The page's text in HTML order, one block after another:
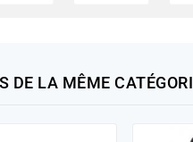
DE LA MÊME